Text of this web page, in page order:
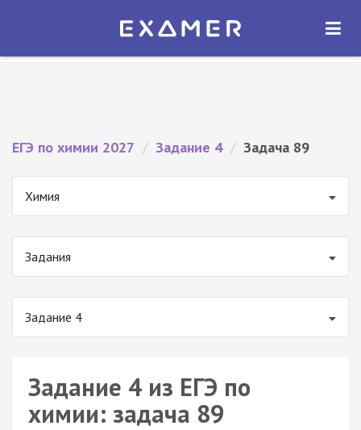
Экзамер — ЕГЭ 2027
ОТКРЫТЬ
ЕГЭ по химии 2027 / Задание 4 / Задача 89
Химия
Задания
Задание 4
Задание 4 из ЕГЭ по
химии: задача 89